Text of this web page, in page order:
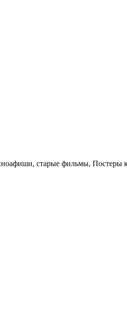
старые фильмы, Постеры